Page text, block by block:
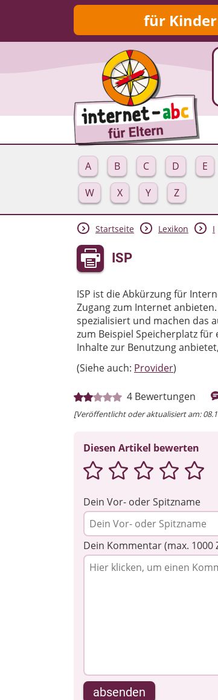
für Kinder
A B C D E
W
X Y Z
Startseite Lexikon I
ISP
ISP ist die Abkürzung für
Zugang zum Internet
spezialisiert und machen das
zum Beispiel Speicherplatz für
Inhalte zur Benutzung
(Siehe auch: Provider)
4 Bewertungen
[Veröffentlicht oder aktualisiert am:
Diesen Artikel bewerten
Dein Vor- oder Spitzname
Dein Kommentar (max. 1000
absenden